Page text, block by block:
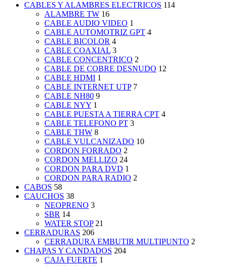
CABLES Y ALAMBRES ELECTRICOS 114
ALAMBRE TW 16
CABLE AUDIO VIDEO 1
CABLE AUTOMOTRIZ GPT 4
CABLE BICOLOR 4
CABLE COAXIAL 3
CABLE CONCENTRICO 2
CABLE DE COBRE DESNUDO 12
CABLE HDMI 1
CABLE INTERNET UTP 7
CABLE NH80 9
CABLE NYY 1
CABLE PUESTA A TIERRA CPT 4
CABLE TELEFONO PT 3
CABLE THW 8
CABLE VULCANIZADO 10
CORDON FORRADO 2
CORDON MELLIZO 24
CORDON PARA DVD 1
CORDON PARA RADIO 2
CABOS 58
CAUCHOS 38
NEOPRENO 3
SBR 14
WATER STOP 21
CERRADURAS 206
CERRADURA EMBUTIR MULTIPUNTO 2
CHAPAS Y CANDADOS 204
CAJA FUERTE 1